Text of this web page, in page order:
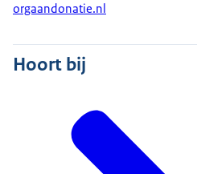
orgaandonatie.nl
Hoort bij